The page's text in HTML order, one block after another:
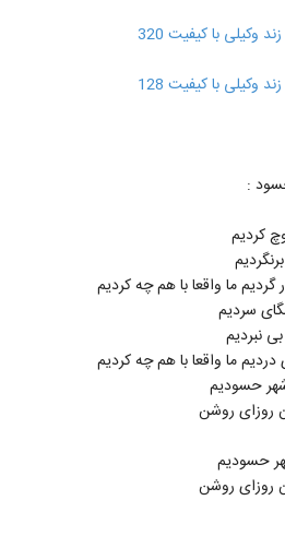
آهنگ نفس از احمدرضا شهریاری
آهنگ بردی قلبمو از محمد زمان به
متن ترانه
سهیل دفتری بنام حالم فوق العادست
آهنگ عزیز جونم از ارسلان خلج
آهنگ محمد نجم هواتو دارم
با کیفیت 320
با کیفیت 128
:
کردیم
ما واقعا با هم چه کردیم
سردیم
نبردیم
ما واقعا با هم چه کردیم
شهر حسودیم
روزای روشن
حسودیم
روزای روشن